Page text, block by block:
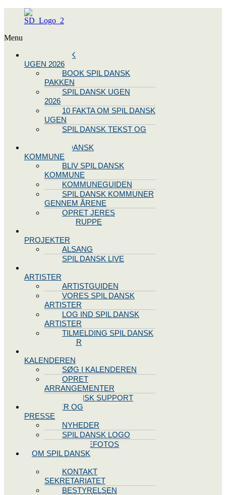
Menu
SPIL DANSK
UGEN 2026
BOOK SPIL DANSK
PAKKEN
SPIL DANSK UGEN
2026
10 FAKTA OM SPIL DANSK
UGEN
SPIL DANSK TEKST OG
BLIV SPIL DANSK
KOMMUNE
BLIV SPIL DANSK
KOMMUNE
KOMMUNEGUIDEN
SPIL DANSK KOMMUNER
GENNEM ÅRENE
OPRET JERES
STYREGRUPPE
PROJEKTER
ALSANG
SPIL DANSK LIVE
ARTISTER
ARTISTGUIDEN
VORES SPIL DANSK
ARTISTER
LOG IND SPIL DANSK
ARTISTER
TILMELDING SPIL DANSK
ARTISTER
KALENDEREN
SØG I KALENDEREN
OPRET
ARRANGEMENTER
TEKNISK SUPPORT
NYHEDER OG
PRESSE
NYHEDER
SPIL DANSK LOGO
PRESSEFOTOS
OM SPIL DANSK
KONTAKT
SEKRETARIATET
BESTYRELSEN